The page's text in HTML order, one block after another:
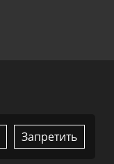
Запретить